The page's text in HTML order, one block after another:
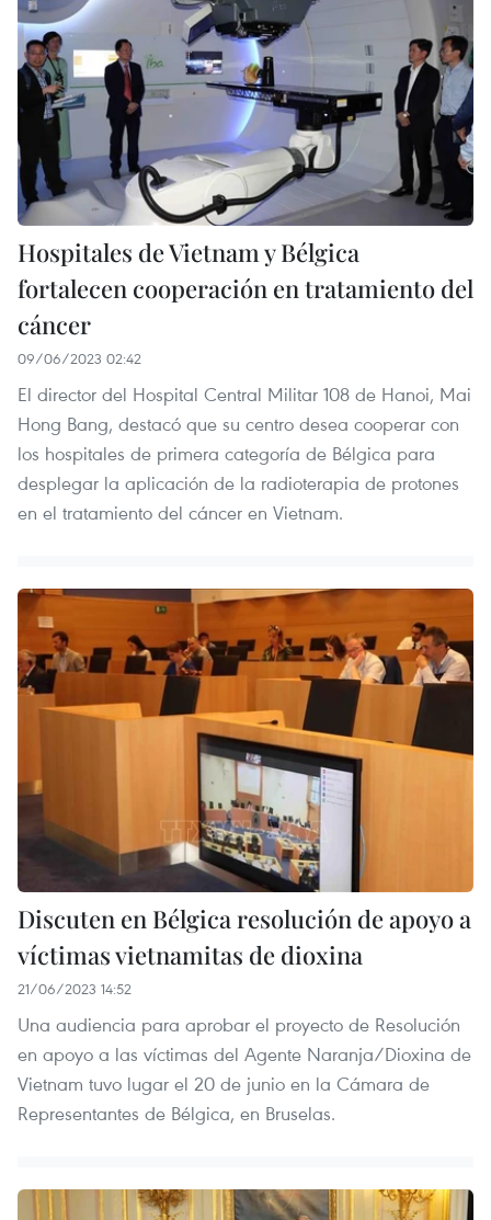
Hospitales de Vietnam y Bélgica
fortalecen cooperación en tratamiento del
cáncer
09/06/2023 02:42
El director del Hospital Central Militar 108 de Hanoi, Mai
Hong Bang, destacó que su centro desea cooperar con
los hospitales de primera categoría de Bélgica para
desplegar la aplicación de la radioterapia de protones
en el tratamiento del cáncer en Vietnam.
Discuten en Bélgica resolución de apoyo a
víctimas vietnamitas de dioxina
21/06/2023 14:52
Una audiencia para aprobar el proyecto de Resolución
en apoyo a las víctimas del Agente Naranja/Dioxina de
Vietnam tuvo lugar el 20 de junio en la Cámara de
Representantes de Bélgica, en Bruselas.